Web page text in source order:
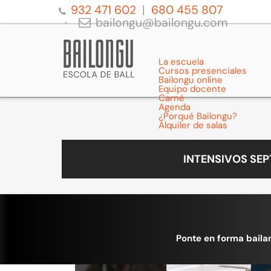
932 471 602
680 455 807
bailongu@bailongu.com
La escuela
Cursos presenciales
Bailongu online
Equipo docente
Carné
Agenda
¿Porqué Bailongu?
Alquiler de salas
INTENSIVOS
Ponte en forma